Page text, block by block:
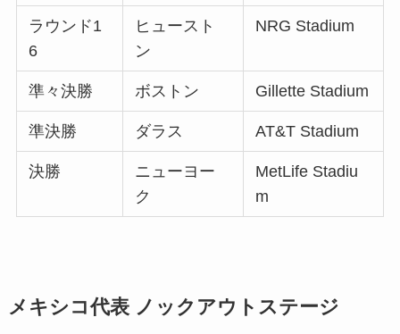
ラウンド1
6
ヒュースト
ン
NRG Stadium
準々決勝 ボストン Gillette Stadium
準決勝 ダラス AT&T Stadium
決勝
ニューヨー
ク
MetLife Stadiu
m
メキシコ代表 ノックアウトステージ